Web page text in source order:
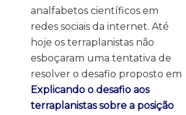
analfabetos científicos em
redes sociais da internet. Até
hoje os terraplanistas não
esboçaram uma tentativa de
resolver o desafio proposto em
Explicando o desafio aos
terraplanistas sobre a posição